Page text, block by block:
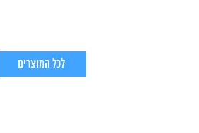
לכל המוצרים